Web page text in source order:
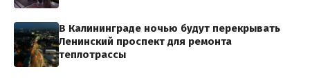
В Калининграде ночью будут перекрывать
Ленинский проспект для ремонта
теплотрассы